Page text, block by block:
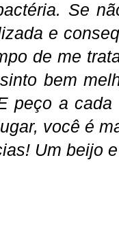
Se
e
de me
bem
peço a
você é
Um beijo